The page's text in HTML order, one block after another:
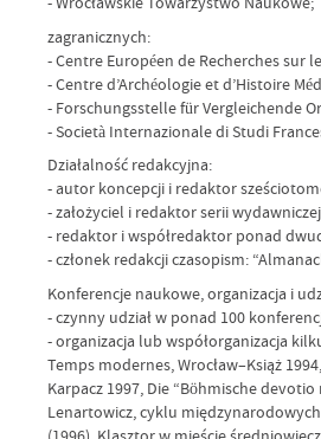
zagranicznych:
- Centre Européen de Recherches sur
- Centre d’Archéologie et d’Histoire
- Forschungsstelle für Vergleichende
- Società Internazionale di Studi
Działalność redakcyjna:
- autor koncepcji i redaktor
- założyciel i redaktor serii
- redaktor i współredaktor ponad
- członek redakcji czasopism:
Konferencje naukowe, organizacja i
- czynny udział w ponad 100
- organizacja lub współorganizacja
Temps modernes, Wrocław–Książ
Karpacz 1997, Die “Böhmische
Lenartowicz, cyklu